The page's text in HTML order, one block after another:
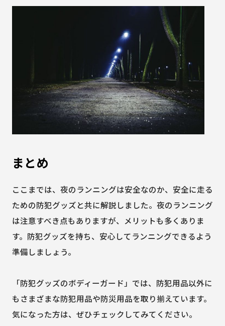
まとめ
ここまでは、夜のランニングは安全なのか、安全に走る
ための防犯グッズと共に解説しました。夜のランニング
は注意すべき点もありますが、メリットも多くありま
す。防犯グッズを持ち、安心してランニングできるよう
準備しましょう。
「防犯グッズのボディーガード」では、防犯用品以外に
もさまざまな防犯用品や防災用品を取り揃えています。
気になった方は、ぜひチェックしてみてください。